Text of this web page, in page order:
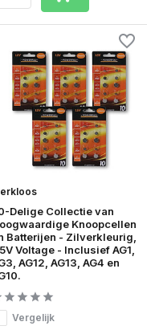
Delige Collectie van
Knoopcellen
Batterijen - Zilverkleurig,
Voltage - Inclusief AG1,
AG12, AG13, AG4 en
Vergelijk